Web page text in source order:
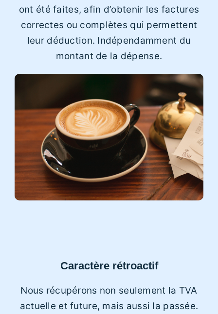
ont été faites, afin d’obtenir les factures
correctes ou complètes qui permettent
leur déduction. Indépendamment du
montant de la dépense.
Caractère rétroactif
Nous récupérons non seulement la TVA
actuelle et future, mais aussi la passée.